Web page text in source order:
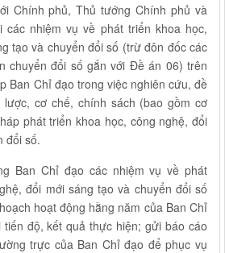
Chính phủ, Thủ tướng Chính phủ và
các nhiệm vụ về phát triển khoa học,
tạo và chuyển đổi số (trừ đôn đốc các
chuyển đổi số gắn với Đề án 06) trên
Ban Chỉ đạo trong việc nghiên cứu, đề
cơ chế, chính sách (bao gồm cơ
phát triển khoa học, công nghệ, đổi
đổi số.
Ban Chỉ đạo các nhiệm vụ về phát
đổi mới sáng tạo và chuyển đổi số
hoạt động hằng năm của Ban Chỉ
độ, kết quả thực hiện; gửi báo cáo
trực của Ban Chỉ đạo để phục vụ